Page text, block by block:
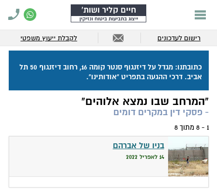
חיים קליר ושות'
ייצוג בתביעות ביטוח ונזיקין
רישום לעדכונים לקבלת ייעוץ משפטי
כתובתנו: מגדל על דיזנגוף סנטר קומה 16, רחוב דיזנגוף 50 תל
אביב. דרכי ההגעה בתפריט "אודותינו".
"המרחב שבו נמצא אלוהים"
- פסקי דין במקרים דומים
1 - 8 מתוך 8
בניו של אברהם
14 לאפריל 2022